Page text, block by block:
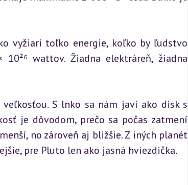
vyžiari toľko energie, koľko by ľudstvo
wattov. Žiadna elektráreň, žiadna
S lnko sa nám javí ako disk s
je dôvodom, prečo sa počas zatmení
no zároveň aj bližšie. Z iných planét
pre Pluto len ako jasná hviezdička.